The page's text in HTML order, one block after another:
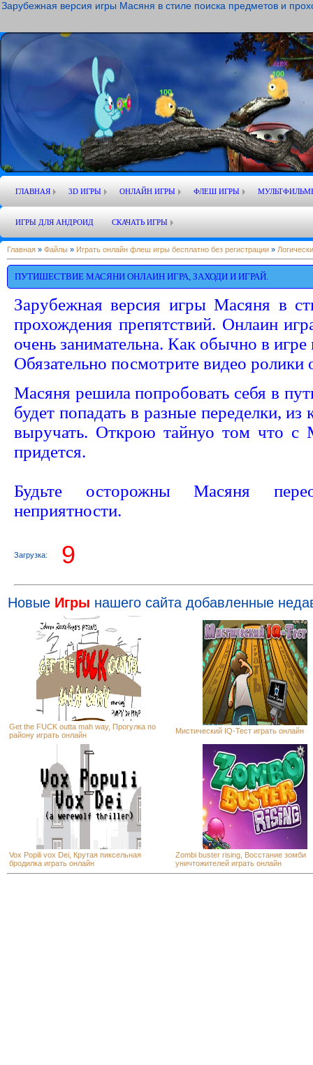
Зарубежная версия игры Масяня в стиле поиска предметов и
ГЛАВНАЯ 3D ИГРЫ ОНЛАЙН ИГРЫ ФЛЕШ ИГРЫ
ИГРЫ ДЛЯ АНДРОИД СКАЧАТЬ ИГРЫ
Главная » Файлы » Играть онлайн флеш игры бесплатно без регистрации »
ПУТИШЕСТВИЕ МАСЯНИ ОНЛАИН ИГРА, ЗАХОДИ И ИГРАЙ.
Зарубежная версия игры Масяня в
прохождения препятствий. Онлаин
очень занимательна. Как обычно в
Обязательно посмотрите видео ролики
Масяня решила попробовать себя в
будет попадать в разные переделки,
выручать. Открою тайнуо том что с
придется.
Будьте осторожны Масяня
неприятности.
Загрузка: 8
Новые Игры нашего сайта добавленные
Get the FUCK outta mah way, Прогулка по
району играть онлайн
Мистический IQ-Тест играть онлайн
Vox Popili vox Dei, Крутая пиксельная
бродилка играть онлайн
Zombi buster rising, Восстание зомби
уничтожителей играть онлайн